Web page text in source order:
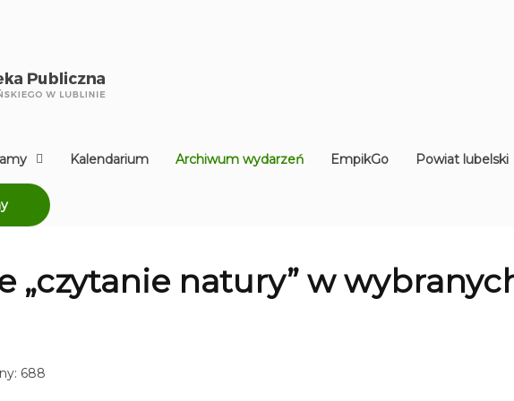
Kalendarium Archiwum wydarzeń EmpikGo Powiat lubelski
„czytanie natury” w
688